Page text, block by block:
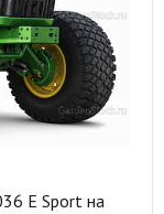
E Sport на